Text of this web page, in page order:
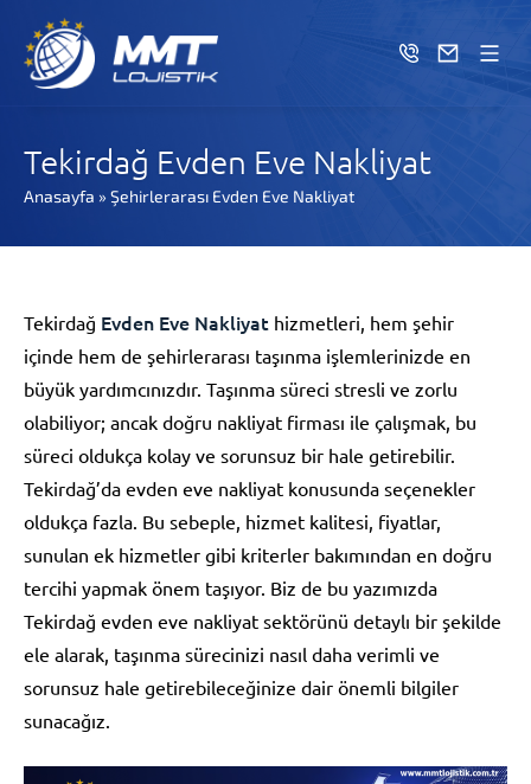
Tekirdağ Evden Eve Nakliyat
Anasayfa » Şehirlerarası Evden Eve Nakliyat
Tekirdağ Evden Eve Nakliyat hizmetleri, hem şehir
içinde hem de şehirlerarası taşınma işlemlerinizde en
büyük yardımcınızdır. Taşınma süreci stresli ve zorlu
olabiliyor; ancak doğru nakliyat firması ile çalışmak, bu
süreci oldukça kolay ve sorunsuz bir hale getirebilir.
Tekirdağ’da evden eve nakliyat konusunda seçenekler
oldukça fazla. Bu sebeple, hizmet kalitesi, fiyatlar,
sunulan ek hizmetler gibi kriterler bakımından en doğru
tercihi yapmak önem taşıyor. Biz de bu yazımızda
Tekirdağ evden eve nakliyat sektörünü detaylı bir şekilde
ele alarak, taşınma sürecinizi nasıl daha verimli ve
sorunsuz hale getirebileceğinize dair önemli bilgiler
sunacağız.